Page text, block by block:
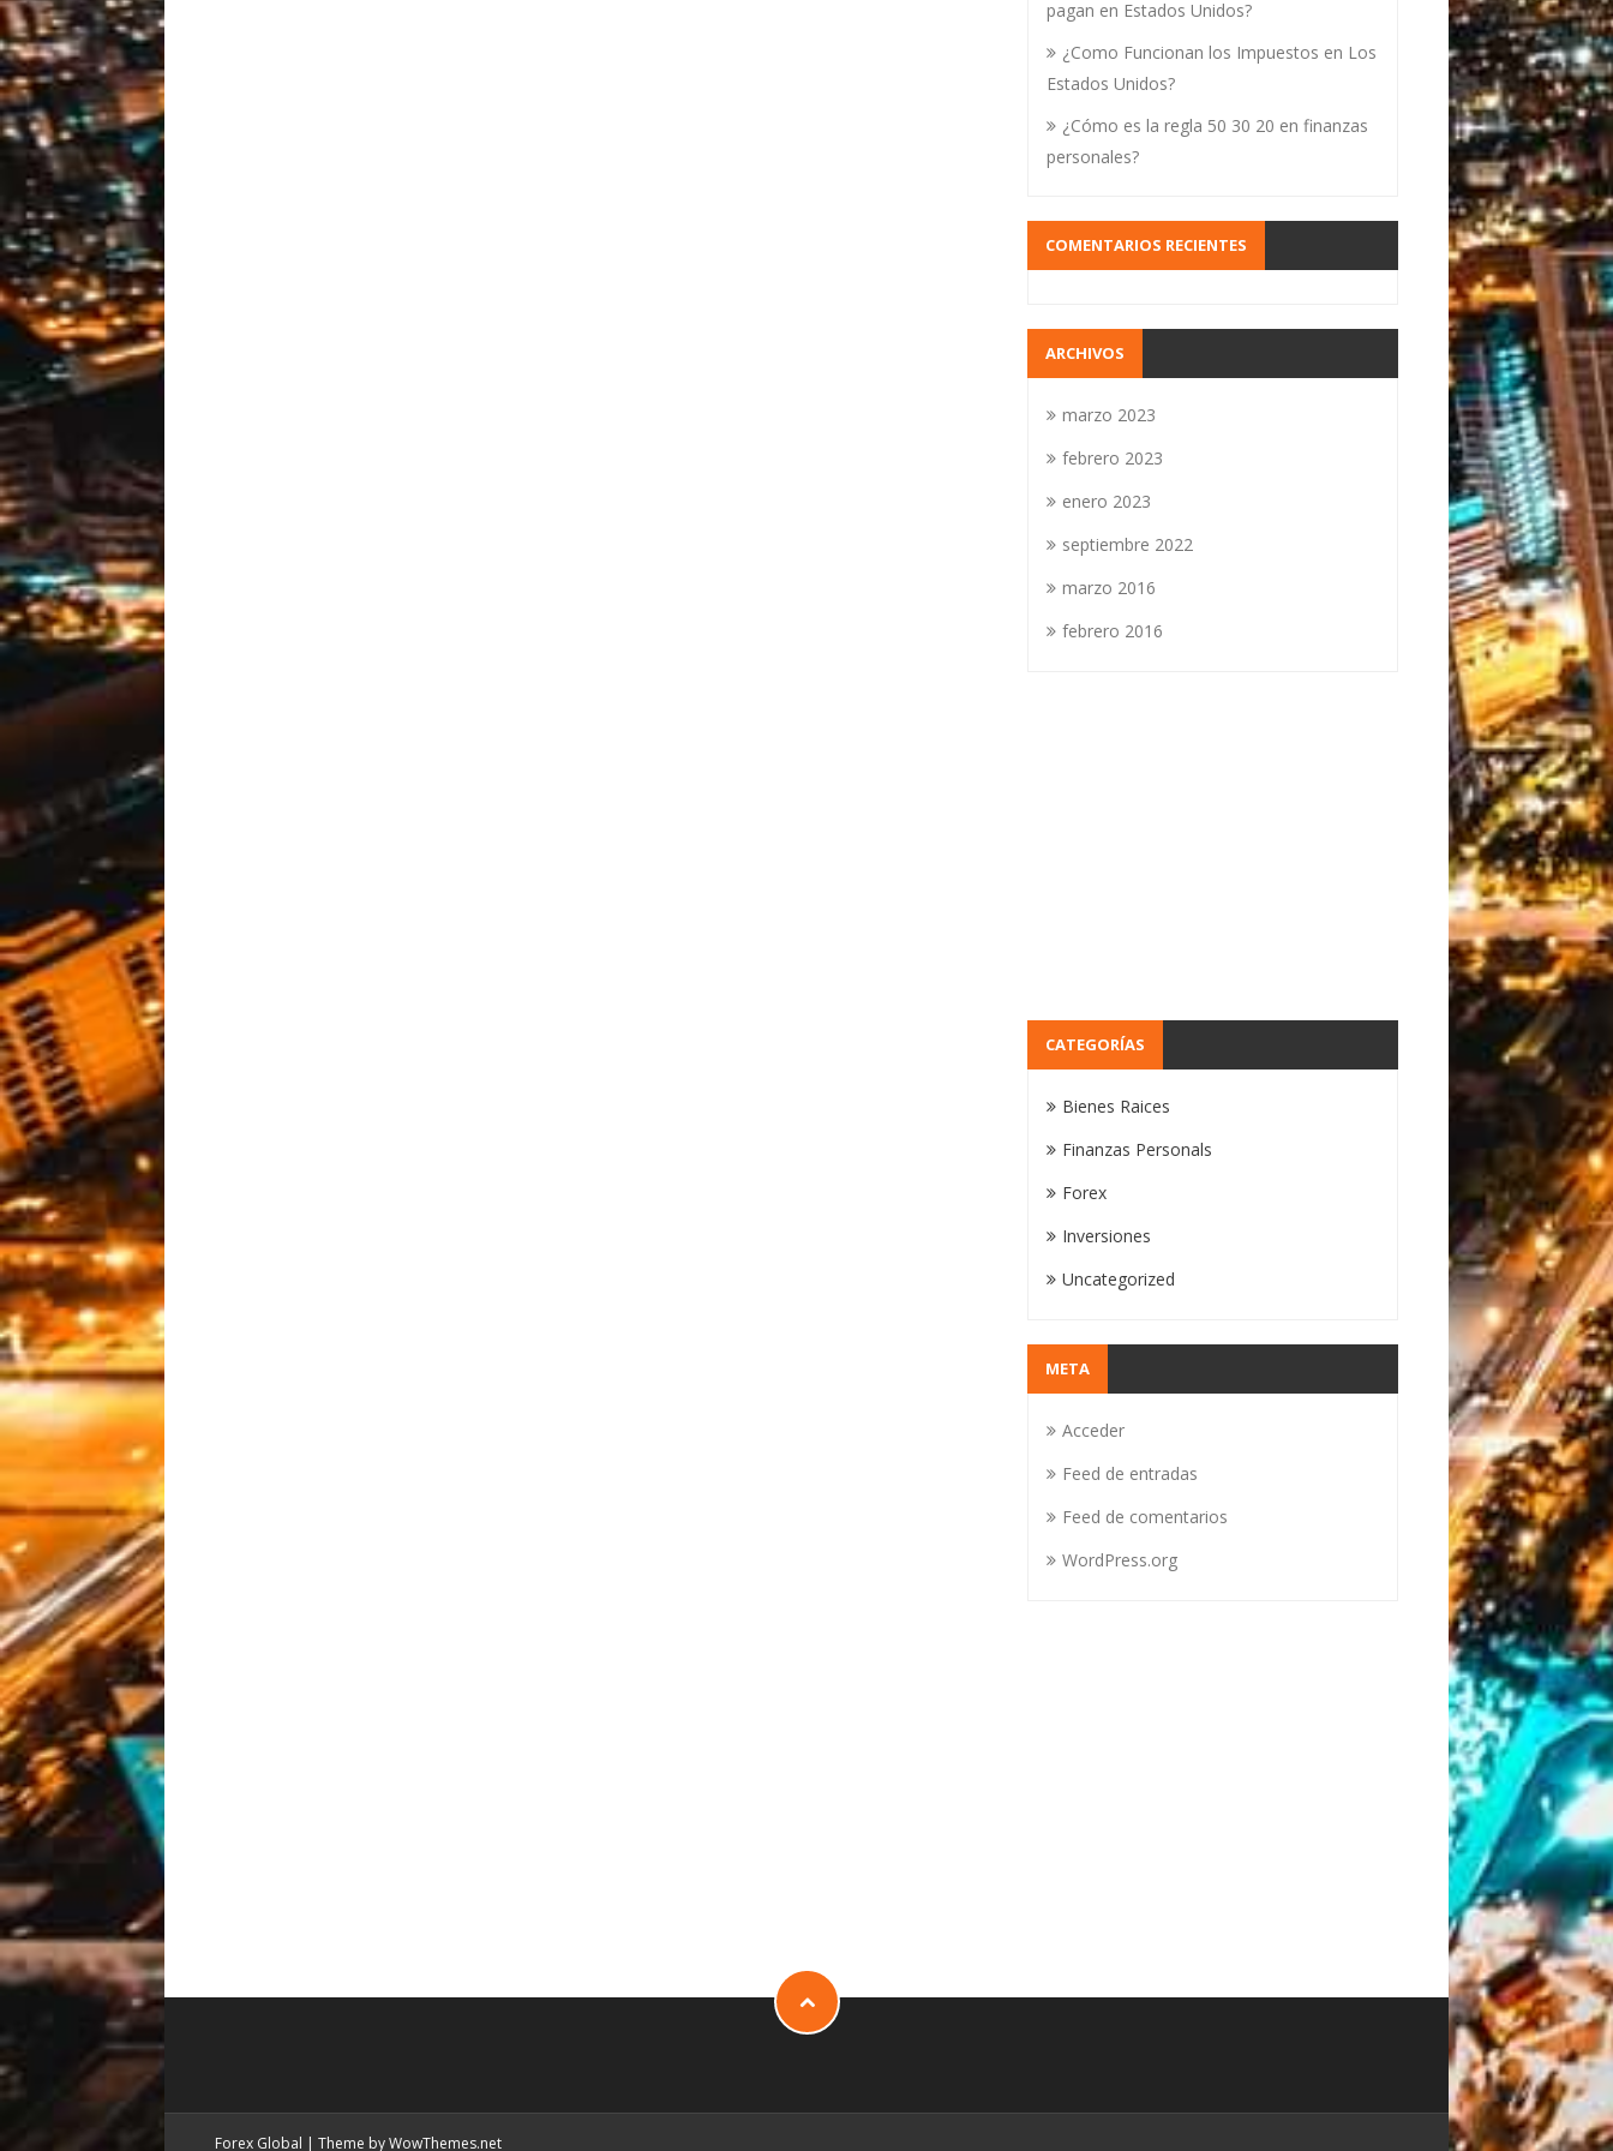
pagan en Estados Unidos?
¿Como Funcionan los Impuestos en Los
Estados Unidos?
¿Cómo es la regla 50 30 20 en finanzas
personales?
COMENTARIOS RECIENTES
ARCHIVOS
marzo 2023
febrero 2023
enero 2023
septiembre 2022
marzo 2016
febrero 2016
CATEGORÍAS
Bienes Raices
Finanzas Personals
Forex
Inversiones
Uncategorized
META
Acceder
Feed de entradas
Feed de comentarios
WordPress.org
Forex Global | Theme by WowThemes.net